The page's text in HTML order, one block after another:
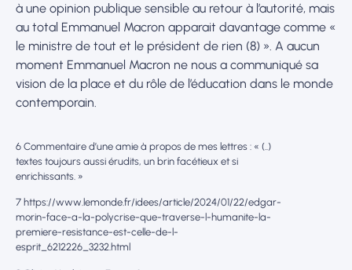
à une opinion publique sensible au retour à l’autorité, mais
au total Emmanuel Macron apparait davantage comme «
le ministre de tout et le président de rien (8) ». A aucun
moment Emmanuel Macron ne nous a communiqué sa
vision de la place et du rôle de l’éducation dans le monde
contemporain.
6 Commentaire d’une amie à propos de mes lettres : « (..)
textes toujours aussi érudits, un brin facétieux et si
enrichissants. »
7 https://www.lemonde.fr/idees/article/2024/01/22/edgar-
morin-face-a-la-polycrise-que-traverse-l-humanite-la-
premiere-resistance-est-celle-de-l-
esprit_6212226_3232.html